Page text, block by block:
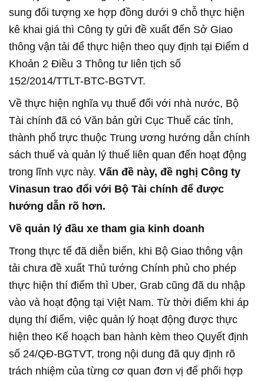
sung đối tượng xe hợp đồng dưới 9 chỗ thực hiện
kê khai giá thì Công ty gửi đề xuất đến Sở Giao
thông vận tải để thực hiện theo quy định tại Điểm d
Khoản 2 Điều 3 Thông tư liên tịch số
152/2014/TTLT-BTC-BGTVT.
Về thực hiện nghĩa vụ thuế đối với nhà nước, Bộ
Tài chính đã có Văn bản gửi Cục Thuế các tỉnh,
thành phố trực thuộc Trung ương hướng dẫn chính
sách thuế và quản lý thuế liên quan đến hoạt động
trong lĩnh vực này. Vấn đề này, đề nghị Công ty
Vinasun trao đổi với Bộ Tài chính để được
hướng dẫn rõ hơn.
Về quản lý đầu xe tham gia kinh doanh
Trong thực tế đã diễn biến, khi Bộ Giao thông vận
tải chưa đề xuất Thủ tướng Chính phủ cho phép
thực hiện thí điểm thì Uber, Grab cũng đã du nhập
vào và hoạt động tại Việt Nam. Từ thời điểm khi áp
dụng thí điểm, việc quản lý hoạt động được thực
hiện theo Kế hoạch ban hành kèm theo Quyết định
số 24/QĐ-BGTVT, trong nội dung đã quy định rõ
trách nhiệm của từng cơ quan đơn vị để phối hợp